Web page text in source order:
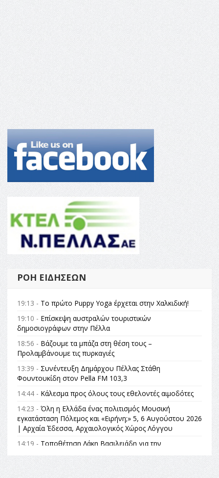
ΡΟΉ ΕΙΔΉΣΕΩΝ
19:13 - Το πρώτο Puppy Yoga έρχεται στην Χαλκιδική!
19:10 - Επίσκεψη αυστραλών τουριστικών
δημοσιογράφων στην Πέλλα
18:56 - Βάζουμε τα μπάζα στη θέση τους –
Προλαμβάνουμε τις πυρκαγιές
13:39 - Συνέντευξη Δημάρχου Πέλλας Στάθη
Φουντουκίδη στον Pella FM 103,3
14:44 - Κάλεσμα προς όλους τους εθελοντές αιμοδότες
14:23 - Όλη η Ελλάδα ένας πολιτισμός Μουσική
εγκατάσταση Πόλεμος και «Ειρήνη;» 5, 6 Αυγούστου 2026
| Αρχαία Έδεσσα, Αρχαιολογικός Χώρος Λόγγου
14:19 - Τοποθέτηση Λάκη Βασιλειάδη για την
Αναθεώρηση του Συντάγματος: «Σε τέτοιες κορυφαίες
θεσμικές διαδικασίες υπάρχει μόνο η ευθύνη απέναντι
στις επόμενες γενιές»